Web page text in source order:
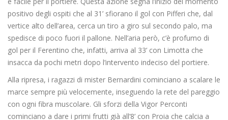
positivo degli ospiti che al 31’ sfiorano il gol con Pifferi che, dal
vertice alto dell’area, cerca un tiro a giro sul secondo palo, ma
spedisce di poco fuori il pallone. Nell’aria però, c’è profumo di
gol per il Ferentino che, infatti, arriva al 33’ con Limotta che
insacca da pochi metri dopo l’intervento indeciso del portiere.
Alla ripresa, i ragazzi di mister Bernardini cominciano a scalare le
marce sempre più velocemente, inseguendo la rete del pareggio
con ogni fibra muscolare. Gli sforzi della Vigor Perconti
cominciano a dare i primi frutti già all’8’ con Proia che calcia a